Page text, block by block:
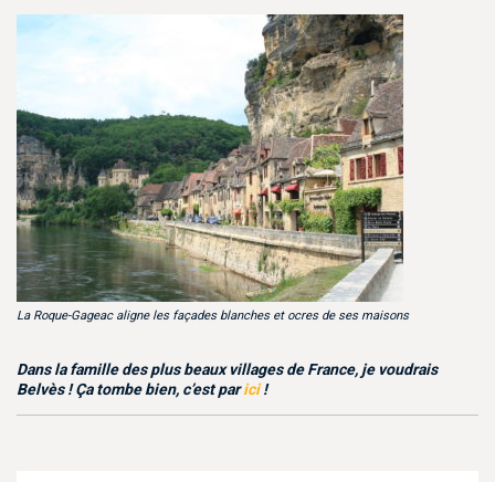
La Roque-Gageac aligne les façades blanches et ocres de ses maisons
Dans la famille des plus beaux villages de France, je voudrais
Belvès ! Ça tombe bien, c’est parici!